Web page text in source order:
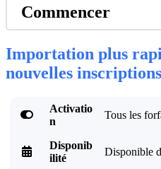
Commencer
Importation plus
nouvelles inscriptions

Activatio
n
Tous les

Disponib
ilité
Disponible